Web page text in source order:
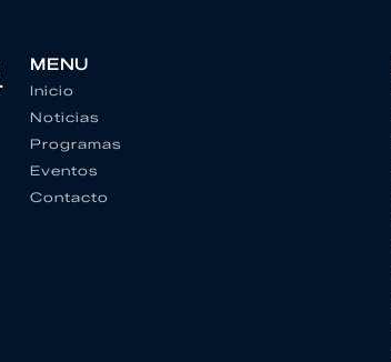
MENU
Inicio
Noticias
Programas
Eventos
Contacto